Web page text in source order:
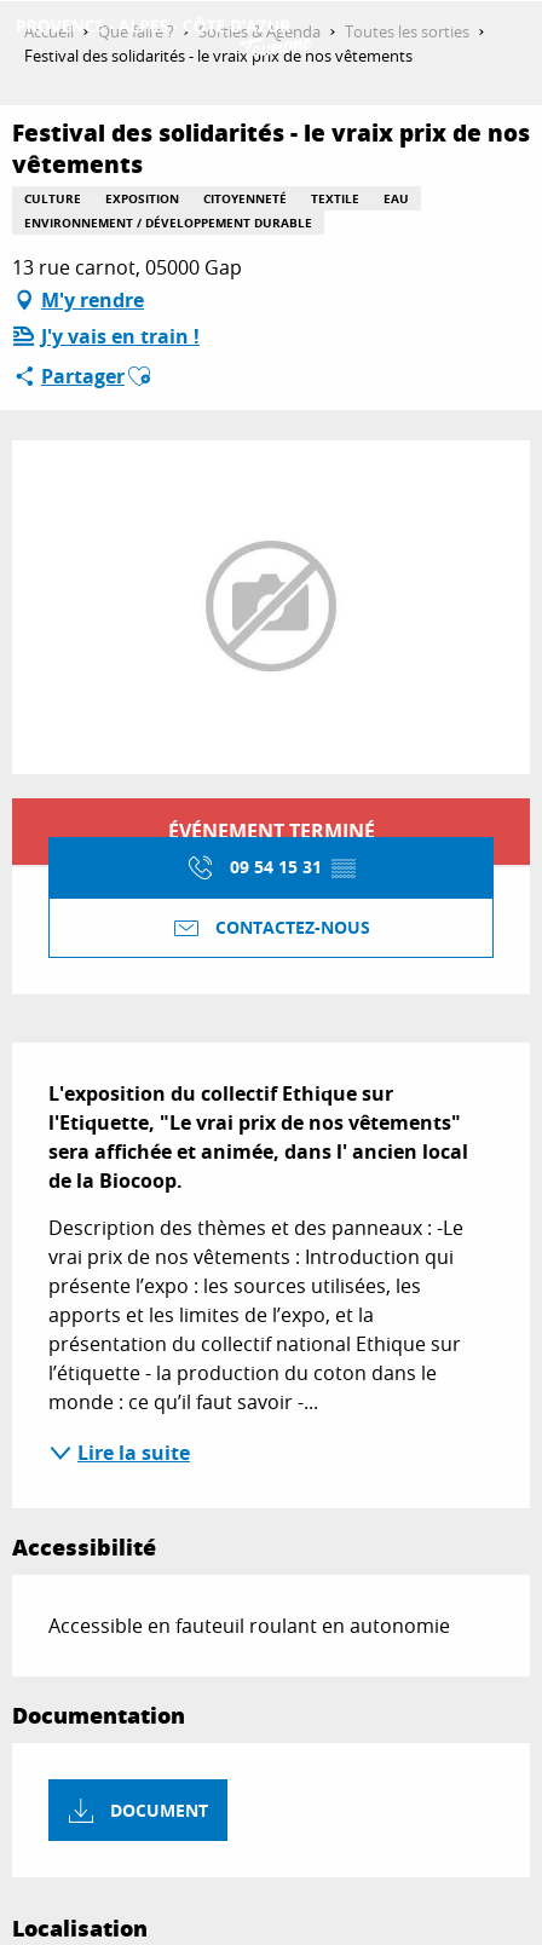
QUE FAIRE ?
SÉJOURNER
ESPACE PRO
Accueil Que faire ? Sorties & Agenda
Toutes les sorties
Festival des solidarités - le vraix prix de nos vêtements
Festival des solidarités - le vraix prix de nos
vêtements
CULTURE EXPOSITION CITOYENNETÉ TEXTILE
EAU
ENVIRONNEMENT / DÉVELOPPEMENT DURABLE
13 rue carnot, 05000 Gap
M'y rendre
J'y vais en train !
PartagerAjouter aux favoris
Ouverture et coordonnées
ÉVÉNEMENT TERMINÉ
09 54 15 31 ▒▒
CONTACTEZ-NOUS
L'exposition du collectif Ethique sur
l'Etiquette, "Le vrai prix de nos vêtements"
sera affichée et animée, dans l' ancien local
de la Biocoop.
Description des thèmes et des panneaux : -Le
vrai prix de nos vêtements : Introduction qui
présente l’expo : les sources utilisées, les
apports et les limites de l’expo, et la
présentation du collectif national Ethique sur
l’étiquette - la production du coton dans le
monde : ce qu’il faut savoir -...
Lire la suite
Accessibilité
Accessible en fauteuil roulant en autonomie
Documentation
DOCUMENT
Localisation